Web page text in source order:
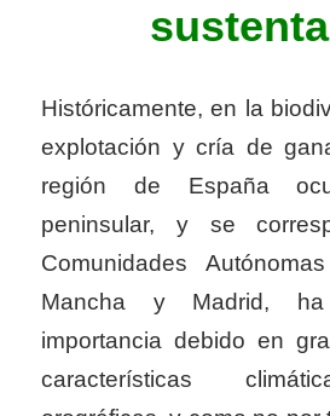
Históricamente, en la
explotación y cría de
región de España
peninsular, y se
Comunidades
Mancha y Madrid,
importancia debido en
características